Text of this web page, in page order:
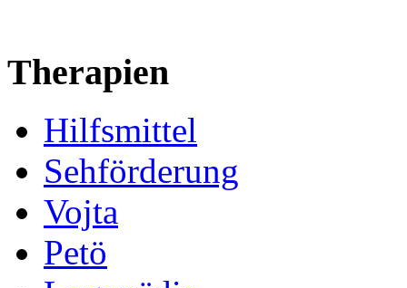
Therapien
Hilfsmittel
Sehförderung
Vojta
Petö